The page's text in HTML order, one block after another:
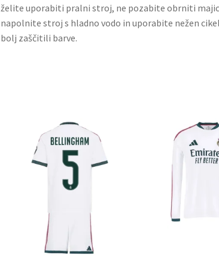
želite uporabiti pralni stroj, ne pozabite obrniti
napolnite stroj s hladno vodo in uporabite nežen
bolj zaščitili barve.